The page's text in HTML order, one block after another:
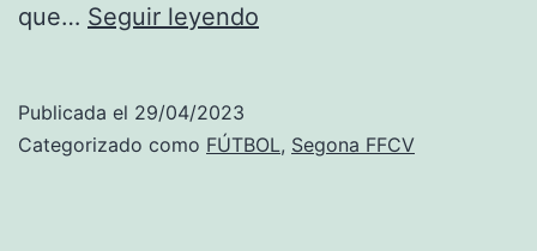
que… Seguir leyendo
ascenso
Publicada el 29/04/2023
Categorizado como FÚTBOL, Segona FFCV